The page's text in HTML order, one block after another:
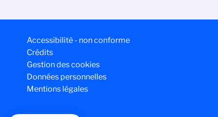
Accessibilité - non conforme
Crédits
Gestion des cookies
Données personnelles
Mentions légales